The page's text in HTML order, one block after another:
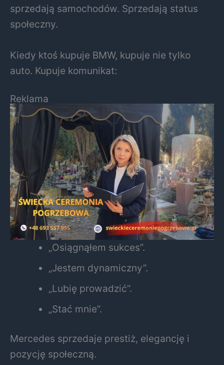
sprzedają samochodów. Sprzedają status
społeczny.
Kiedy ktoś kupuje BMW, kupuje nie tylko
auto. Kupuje komunikat:
Reklama
„Osiągnąłem sukces”.
„Jestem dynamiczny”.
„Lubię prowadzić”.
„Stać mnie”.
Mercedes sprzedaje prestiż, elegancję i
pozycję społeczną.